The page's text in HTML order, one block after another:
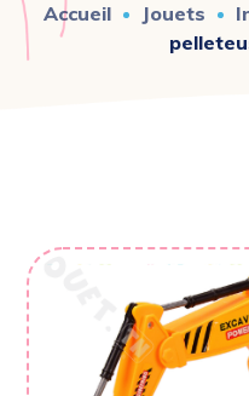
Accueil Jouets